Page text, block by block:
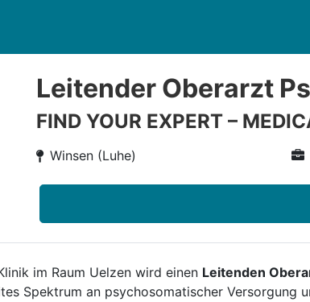
Leitender Oberarzt
FIND YOUR EXPERT –
Winsen (Luhe)
im Raum Uelzen wird einen Leitenden
Spektrum an psychosomatischer Versorgung